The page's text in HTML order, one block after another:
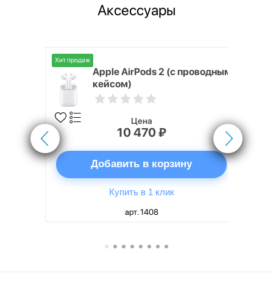
Аксессуары
Хит продаж
Apple AirPods 2 (с проводным
кейсом)
Цена
10 470 ₽
Добавить в корзину
Купить в 1 клик
арт. 1408